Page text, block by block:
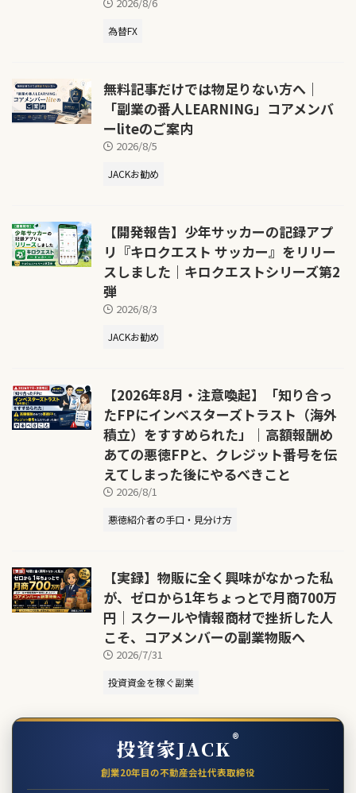
2026/8/6
為替FX
無料記事だけでは物足りない方へ｜
「副業の番人LEARNING」コアメンバ
ーliteのご案内
2026/8/5
JACKお勧め
【開発報告】少年サッカーの記録アプ
リ『キロクエスト サッカー』をリリー
スしました｜キロクエストシリーズ第2
弾
2026/8/3
JACKお勧め
【2026年8月・注意喚起】「知り合っ
たFPにインベスターズトラスト（海外
積立）をすすめられた」｜高額報酬め
あての悪徳FPと、クレジット番号を伝
えてしまった後にやるべきこと
2026/8/1
悪徳紹介者の手口・見分け方
【実録】物販に全く興味がなかった私
が、ゼロから1年ちょっとで月商700万
円｜スクールや情報商材で挫折した人
こそ、コアメンバーの副業物販へ
2026/7/31
投資資金を稼ぐ副業
投資家JACK®
創業20年目の不動産会社代表取締役